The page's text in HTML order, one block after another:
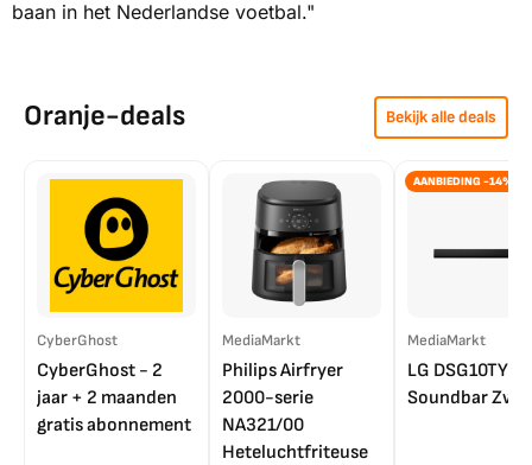
baan in het Nederlandse voetbal."
Oranje-deals Bekijk alle deals
CyberGhost
CyberGhost - 2
jaar + 2 maanden
gratis abonnement
MediaMarkt
Philips Airfryer
2000-serie
NA321/00
Heteluchtfriteuse
AANBIEDING -14%
MediaMarkt
LG DSG10TY
Soundbar